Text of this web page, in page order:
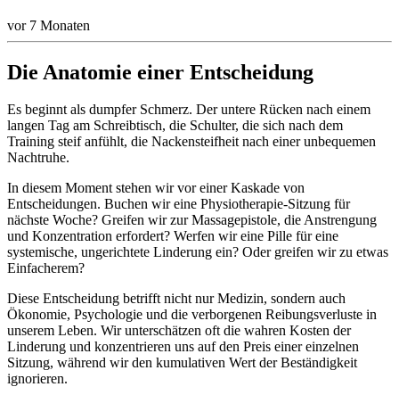
vor 7 Monaten
Die Anatomie einer Entscheidung
Es beginnt als dumpfer Schmerz. Der untere Rücken nach einem
langen Tag am Schreibtisch, die Schulter, die sich nach dem
Training steif anfühlt, die Nackensteifheit nach einer unbequemen
Nachtruhe.
In diesem Moment stehen wir vor einer Kaskade von
Entscheidungen. Buchen wir eine Physiotherapie-Sitzung für
nächste Woche? Greifen wir zur Massagepistole, die Anstrengung
und Konzentration erfordert? Werfen wir eine Pille für eine
systemische, ungerichtete Linderung ein? Oder greifen wir zu etwas
Einfacherem?
Diese Entscheidung betrifft nicht nur Medizin, sondern auch
Ökonomie, Psychologie und die verborgenen Reibungsverluste in
unserem Leben. Wir unterschätzen oft die wahren Kosten der
Linderung und konzentrieren uns auf den Preis einer einzelnen
Sitzung, während wir den kumulativen Wert der Beständigkeit
ignorieren.